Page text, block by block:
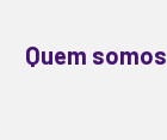
Quem somos